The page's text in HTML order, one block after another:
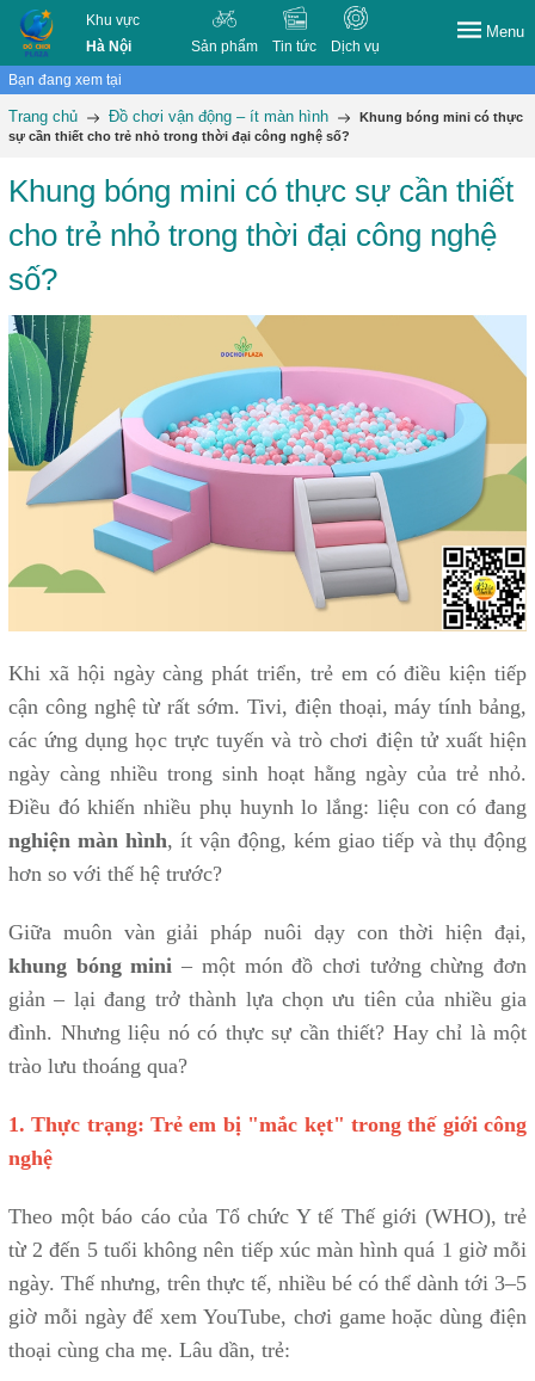
Khu vực
Hà Nội
Sản phẩm Tin tức Dịch vụ
Menu
Bạn đang xem tại
Trang chủ Đồ chơi vận động – ít màn hình
Khung bóng mini có thực
sự cần thiết cho trẻ nhỏ trong thời đại công nghệ số?
Khung bóng mini có thực sự cần thiết
cho trẻ nhỏ trong thời đại công nghệ
số?
Khi xã hội ngày càng phát triển, trẻ em có điều kiện tiếp
cận công nghệ từ rất sớm. Tivi, điện thoại, máy tính bảng,
các ứng dụng học trực tuyến và trò chơi điện tử xuất hiện
ngày càng nhiều trong sinh hoạt hằng ngày của trẻ nhỏ.
Điều đó khiến nhiều phụ huynh lo lắng: liệu con có đang
nghiện màn hình, ít vận động, kém giao tiếp và thụ động
hơn so với thế hệ trước?
Giữa muôn vàn giải pháp nuôi dạy con thời hiện đại,
khung bóng mini – một món đồ chơi tưởng chừng đơn
giản – lại đang trở thành lựa chọn ưu tiên của nhiều gia
đình. Nhưng liệu nó có thực sự cần thiết? Hay chỉ là một
trào lưu thoáng qua?
1. Thực trạng: Trẻ em bị "mắc kẹt" trong thế giới công
nghệ
Theo một báo cáo của Tổ chức Y tế Thế giới (WHO), trẻ
từ 2 đến 5 tuổi không nên tiếp xúc màn hình quá 1 giờ mỗi
ngày. Thế nhưng, trên thực tế, nhiều bé có thể dành tới 3–5
giờ mỗi ngày để xem YouTube, chơi game hoặc dùng điện
thoại cùng cha mẹ. Lâu dần, trẻ: